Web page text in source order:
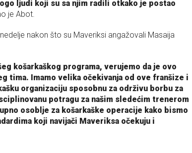
ljudi koji su sa njim radili otkako je postao
je Abot.
nakon što su Maveriksi angažovali Masaija
košarkaškog programa, verujemo da je ovo
tima. Imamo velika očekivanja od ove franšize i
organizaciju sposobnu za održivu borbu za
potragu za našim sledećim trenerom
osoblje za košarkaške operacije kako bismo
koji navijači Maveriksa očekuju i